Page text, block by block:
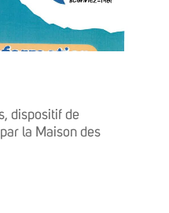
dispositif de
la Maison des